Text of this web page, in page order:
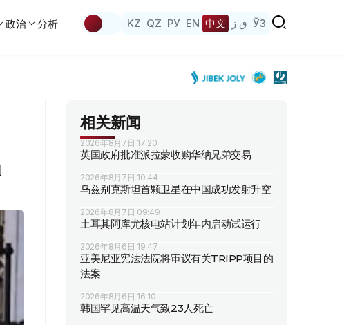
政治 分析 KZ QZ РУ EN 中文 ق ز ЎЗ
相关新闻
2026年8月7日 17:20
英国政府批准派拉蒙收购华纳兄弟交易
2026年8月7日 10:44
乌兹别克斯坦首颗卫星在中国成功发射升空
2026年8月7日 09:49
土耳其阿库尤核电站计划年内启动试运行
2026年8月6日 19:47
亚美尼亚宪法法院将审议有关TRIPP项目的
法案
2026年8月6日 16:10
韩国罕见高温天气致23人死亡